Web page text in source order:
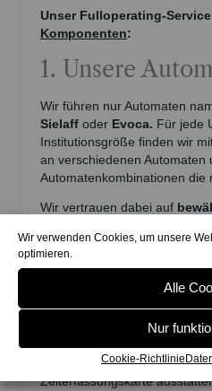
Wir verwenden Cookies, um unsere
optimieren.
Alle
Nur
Cookie-Richtlinie
Unser Fulloperating-
Komponenten:
1. Unsere
Wir führen nur Automaten
Sielaff oder Evoca. Für jede
Institutionsgröße finden wir
an verschiedenen Automaten
Automatenkombinationen die
Wir vertrauen dabei auf
telemetriefähig. Das heißt,
selbstständig, ob ein
leiten diese Informationen
Zudem lassen sich die
die Micro-Markets aber auch
mit verschiedenen
bargeldlosen Bezahlenvia
Zeiterfassungskarte